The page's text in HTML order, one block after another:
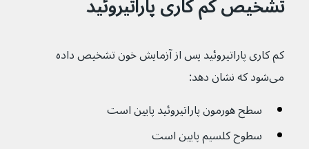
کم کاری پاراتیروئید پس از آزمایش خون تشخیص داده
می‌شود که نشان دهد:
سطح هورمون پاراتیروئید پایین است
سطوح کلسیم پایین است